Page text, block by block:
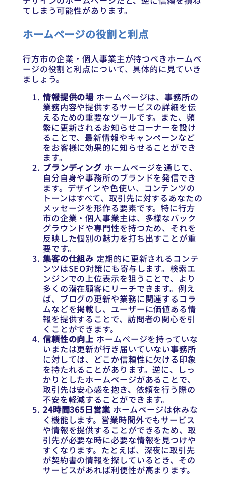
てしまう可能性があります。
ホームページの役割と利点
行方市の企業・個人事業主が持つべきホームペ
ージの役割と利点について、具体的に見ていき
ましょう。
情報提供の場 ホームページは、事務所の
業務内容や提供するサービスの詳細を伝
えるための重要なツールです。また、頻
繁に更新されるお知らせコーナーを設け
ることで、最新情報やキャンペーンなど
をお客様に効果的に知らせることができ
ます。
ブランディング ホームページを通じて、
自分自身や事務所のブランドを発信でき
ます。デザインや色使い、コンテンツの
トーンはすべて、取引先に対するあなたの
メッセージを形作る要素です。特に行方
市の企業・個人事業主は、多様なバック
グラウンドや専門性を持つため、それを
反映した個別の魅力を打ち出すことが重
要です。
集客の仕組み 定期的に更新されるコンテ
ンツはSEO対策にも寄与します。検索エ
ンジンでの上位表示を狙うことで、より
多くの潜在顧客にリーチできます。例え
ば、ブログの更新や業務に関連するコラ
ムなどを掲載し、ユーザーに価値ある情
報を提供することで、訪問者の関心を引
くことができます。
信頼性の向上 ホームページを持っていな
いまたは更新が行き届いていない事務所
に対しては、どこか信頼性に欠ける印象
を持たれることがあります。逆に、しっ
かりとしたホームページがあることで、
取引先は安心感を抱き、依頼を行う際の
不安を軽減することができます。
24時間365日営業ホームページは休みな
く機能します。営業時間外でもサービス
や情報を提供することができるため、取
引先が必要な時に必要な情報を見つけや
すくなります。たとえば、深夜に取引先
が契約書の情報を探しているとき、その
サービスがあれば利便性が高まります。